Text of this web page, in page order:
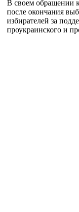
В своем обращении к
после окончания
избирателей за
проукраинского и